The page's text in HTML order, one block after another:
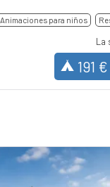
Animaciones para niños
La
191 €